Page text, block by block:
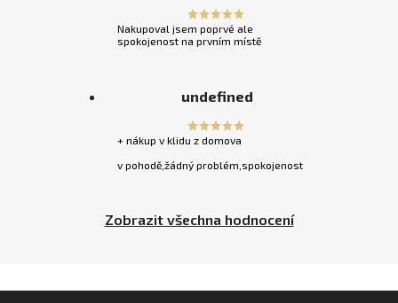
Nakupoval jsem poprvé ale
spokojenost na prvním místě
undefined
+ nákup v klidu z domova
v pohodě,žádný problém,spokojenost
Zobrazit všechna hodnocení